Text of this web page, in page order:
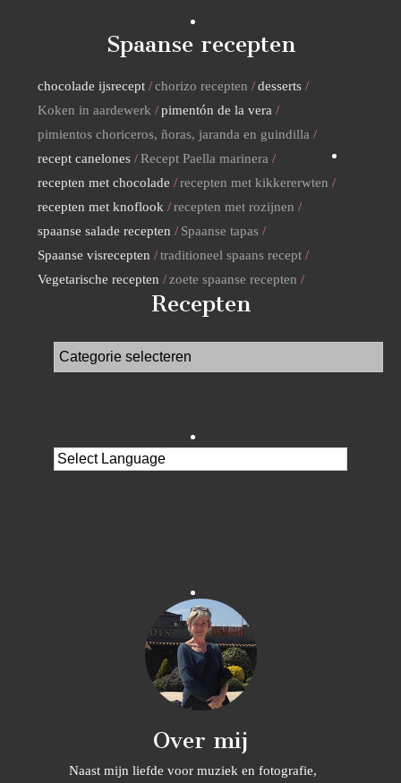
Spaanse recepten
chocolade ijsrecept chorizo recepten
desserts
Koken in aardewerk
pimentón de la vera
pimientos choriceros, ñoras, jaranda en guindilla
recept canelones
Recept Paella marinera
recepten met chocolade
recepten met kikkererwten
recepten met knoflook
recepten met rozijnen
spaanse salade recepten
Spaanse tapas
Spaanse visrecepten
traditioneel spaans recept
Vegetarische recepten
zoete spaanse recepten
Recepten
Over mij
Naast mijn liefde voor muziek en fotografie,